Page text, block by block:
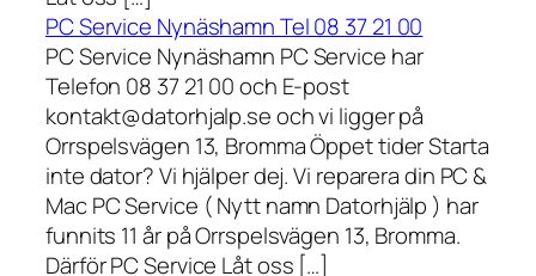
PC Service Nynäshamn Tel 08 37 21 00
PC Service Nynäshamn PC Service har
Telefon 08 37 21 00 och E-post
kontakt@datorhjalp.se och vi ligger på
Orrspelsvägen 13, Bromma Öppet tider Starta
inte dator? Vi hjälper dej. Vi reparera din PC &
Mac PC Service ( Nytt namn Datorhjälp ) har
funnits 11 år på Orrspelsvägen 13, Bromma.
Därför PC Service Låt oss […]